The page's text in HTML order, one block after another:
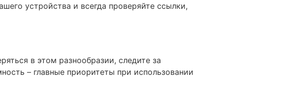
устройства и всегда проверяйте ссылки,
в этом разнообразии, следите за
– главные приоритеты при использовании